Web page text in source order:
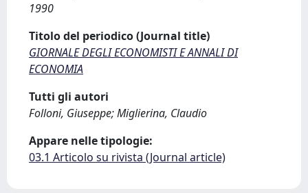
1990
Titolo del periodico (Journal title)
GIORNALE DEGLI ECONOMISTI E ANNALI DI
ECONOMIA
Tutti gli autori
Folloni, Giuseppe; Miglierina, Claudio
Appare nelle tipologie:
03.1 Articolo su rivista (Journal article)